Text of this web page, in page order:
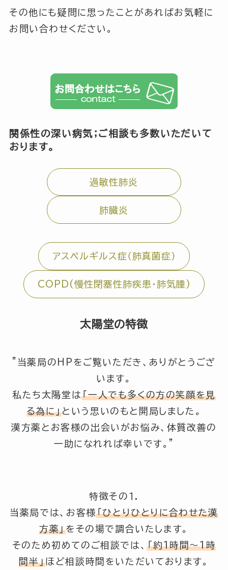
その他にも疑問に思ったことがあればお気軽に
お問い合わせください。
関係性の深い病気；ご相談も多数いただいて
おります。
過敏性肺炎
肺臓炎
アスペルギルス症（肺真菌症）
COPD(慢性閉塞性肺疾患・肺気腫)
太陽堂の特徴
”当薬局のHPをご覧いただき、ありがとうござ
います。
私たち太陽堂は「一人でも多くの方の笑顔を見
る為に」 という思いのもと開局しました。
漢方薬とお客様の出会いがお悩み、体質改善の
一助になれれば幸いです。”
特徴その１.
当薬局では、お客様 「ひとりひとりに合わせた漢
方薬」をその場で調合いたします。
そのため初めてのご相談では、「約1時間～1時
間半」ほど相談時間をいただいております。